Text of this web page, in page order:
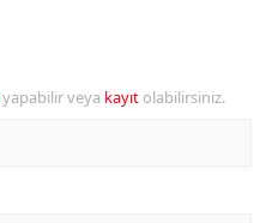
yapabilir veya kayıt olabilirsiniz.